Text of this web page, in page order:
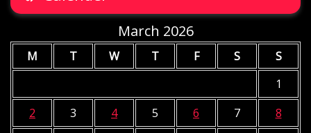
March 2026
M T W T F S
S
1
2
3 4 5 6 7
8